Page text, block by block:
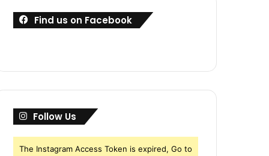
Find us on Facebook
Follow Us
The Instagram Access Token is expired, Go to